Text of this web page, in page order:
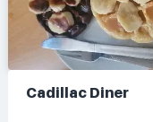
Cadillac Diner